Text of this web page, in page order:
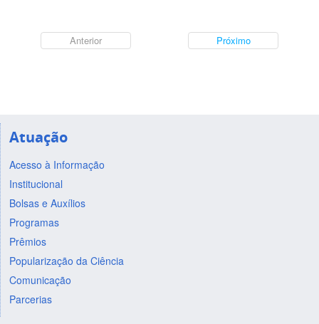
Anterior Próximo
Atuação
Acesso à Informação
Institucional
Bolsas e Auxílios
Programas
Prêmios
Popularização da Ciência
Comunicação
Parcerias